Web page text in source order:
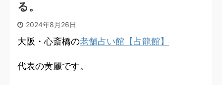
る。
2024年8月26日
大阪・心斎橋の老舗占い館【占龍館】
代表の黄麗です。